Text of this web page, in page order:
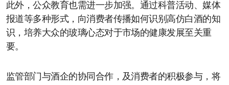
此外，公众教育也需进一步加强。通过科普活动、媒体
报道等多种形式，向消费者传播如何识别高仿白酒的知
识，培养大众的玻璃心态对于市场的健康发展至关重
要。
监管部门与酒企的协同合作，及消费者的积极参与，将